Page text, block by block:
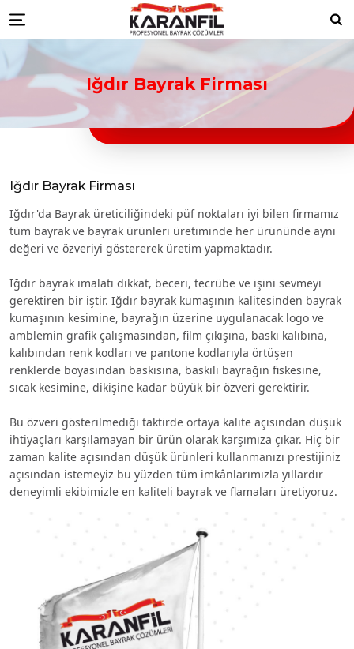
bayrakları Düzce Resmi Kurum Bayrakları Düzce ikili masa bayrağı Düzce bayrak
Düzce türk bayrağı imalatçılarıDüzce Ülke BayraklarıDüzce turk bayragı
toptancısı
Karanfil Profesyonel Bayrak
Menu
Iğdır Bayrak Firması
Iğdır Bayrak Firması
Iğdır'da Bayrak üreticiliğindeki püf noktaları iyi bilen firmamız
tüm bayrak ve bayrak ürünleri üretiminde her ürününde aynı
değeri ve özveriyi göstererek üretim yapmaktadır.
Iğdır bayrak imalatı dikkat, beceri, tecrübe ve işini sevmeyi
gerektiren bir iştir. Iğdır bayrak kumaşının kalitesinden bayrak
kumaşının kesimine, bayrağın üzerine uygulanacak logo ve
amblemin grafik çalışmasından, film çıkışına, baskı kalıbına,
kalıbından renk kodları ve pantone kodlarıyla örtüşen
renklerde boyasından baskısına, baskılı bayrağın fiskesine,
sıcak kesimine, dikişine kadar büyük bir özveri gerektirir.
Bu özveri gösterilmediği taktirde ortaya kalite açısından düşük
ihtiyaçları karşılamayan bir ürün olarak karşımıza çıkar. Hiç bir
zaman kalite açısından düşük ürünleri kullanmanızı prestijiniz
açısından istemeyiz bu yüzden tüm imkânlarımızla yıllardır
deneyimli ekibimizle en kaliteli bayrak ve flamaları üretiyoruz.